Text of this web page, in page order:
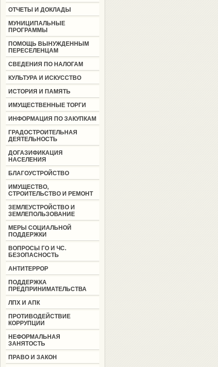
ОТЧЕТЫ И ДОКЛАДЫ
МУНИЦИПАЛЬНЫЕ
ПРОГРАММЫ
ПОМОЩЬ ВЫНУЖДЕННЫМ
ПЕРЕСЕЛЕНЦАМ
СВЕДЕНИЯ ПО НАЛОГАМ
КУЛЬТУРА И ИСКУССТВО
ИСТОРИЯ И ПАМЯТЬ
ИМУЩЕСТВЕННЫЕ ТОРГИ
ИНФОРМАЦИЯ ПО ЗАКУПКАМ
ГРАДОСТРОИТЕЛЬНАЯ
ДЕЯТЕЛЬНОСТЬ
ДОГАЗИФИКАЦИЯ
НАСЕЛЕНИЯ
БЛАГОУСТРОЙСТВО
ИМУЩЕСТВО,
СТРОИТЕЛЬСТВО И РЕМОНТ
ЗЕМЛЕУСТРОЙСТВО И
ЗЕМЛЕПОЛЬЗОВАНИЕ
МЕРЫ СОЦИАЛЬНОЙ
ПОДДЕРЖКИ
ВОПРОСЫ ГО И ЧС.
БЕЗОПАСНОСТЬ
АНТИТЕРРОР
ПОДДЕРЖКА
ПРЕДПРИНИМАТЕЛЬСТВА
ЛПХ И АПК
ПРОТИВОДЕЙСТВИЕ
КОРРУПЦИИ
НЕФОРМАЛЬНАЯ
ЗАНЯТОСТЬ
ПРАВО И ЗАКОН